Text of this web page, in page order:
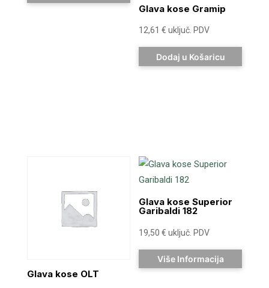
Glava kose Gramip
12,61€ uključ. PDV
Dodaj u Košaricu
Glava kose OLT
Glava kose Superior
Garibaldi 182
19,50€ uključ. PDV
Više Informacija